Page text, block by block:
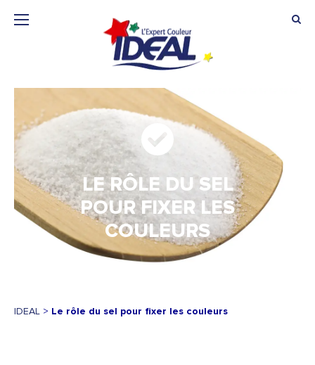
LE RÔLE DU SEL
POUR FIXER LES
COULEURS
IDEAL > Le rôle du sel pour fixer les couleurs